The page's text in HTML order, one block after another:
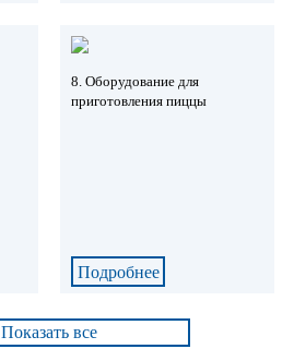
8. Оборудование для
приготовления пиццы
Подробнее
Показать все